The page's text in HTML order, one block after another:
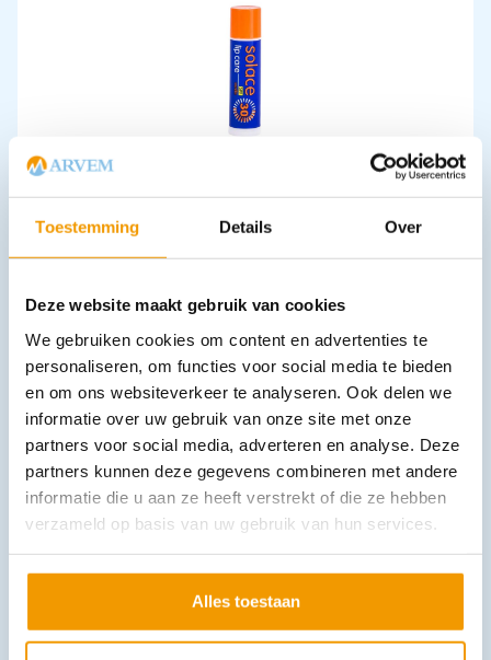
Toestemming Details Over
Deze website maakt gebruik van cookies
We gebruiken cookies om content en advertenties te
personaliseren, om functies voor social media te bieden
en om ons websiteverkeer te analyseren. Ook delen we
informatie over uw gebruik van onze site met onze
partners voor social media, adverteren en analyse. Deze
partners kunnen deze gegevens combineren met andere
informatie die u aan ze heeft verstrekt of die ze hebben
verzameld op basis van uw gebruik van hun services.
Alles toestaan
Lippenbalsem Solace factor SPF30
Bijtblok ( mondwig )
4.42 excl. btw
In winkelwagen
Leverbaar